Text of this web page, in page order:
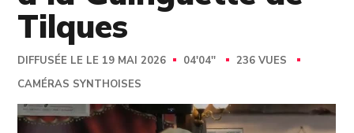
Tilques
DIFFUSÉE LE LE 19 MAI 2026 04'04''
236 VUES
CAMÉRAS SYNTHOISES